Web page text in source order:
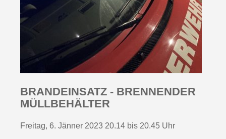
BRANDEINSATZ - BRENNENDER
MÜLLBEHÄLTER
Freitag, 6. Jänner 2023 20.14 bis 20.45 Uhr